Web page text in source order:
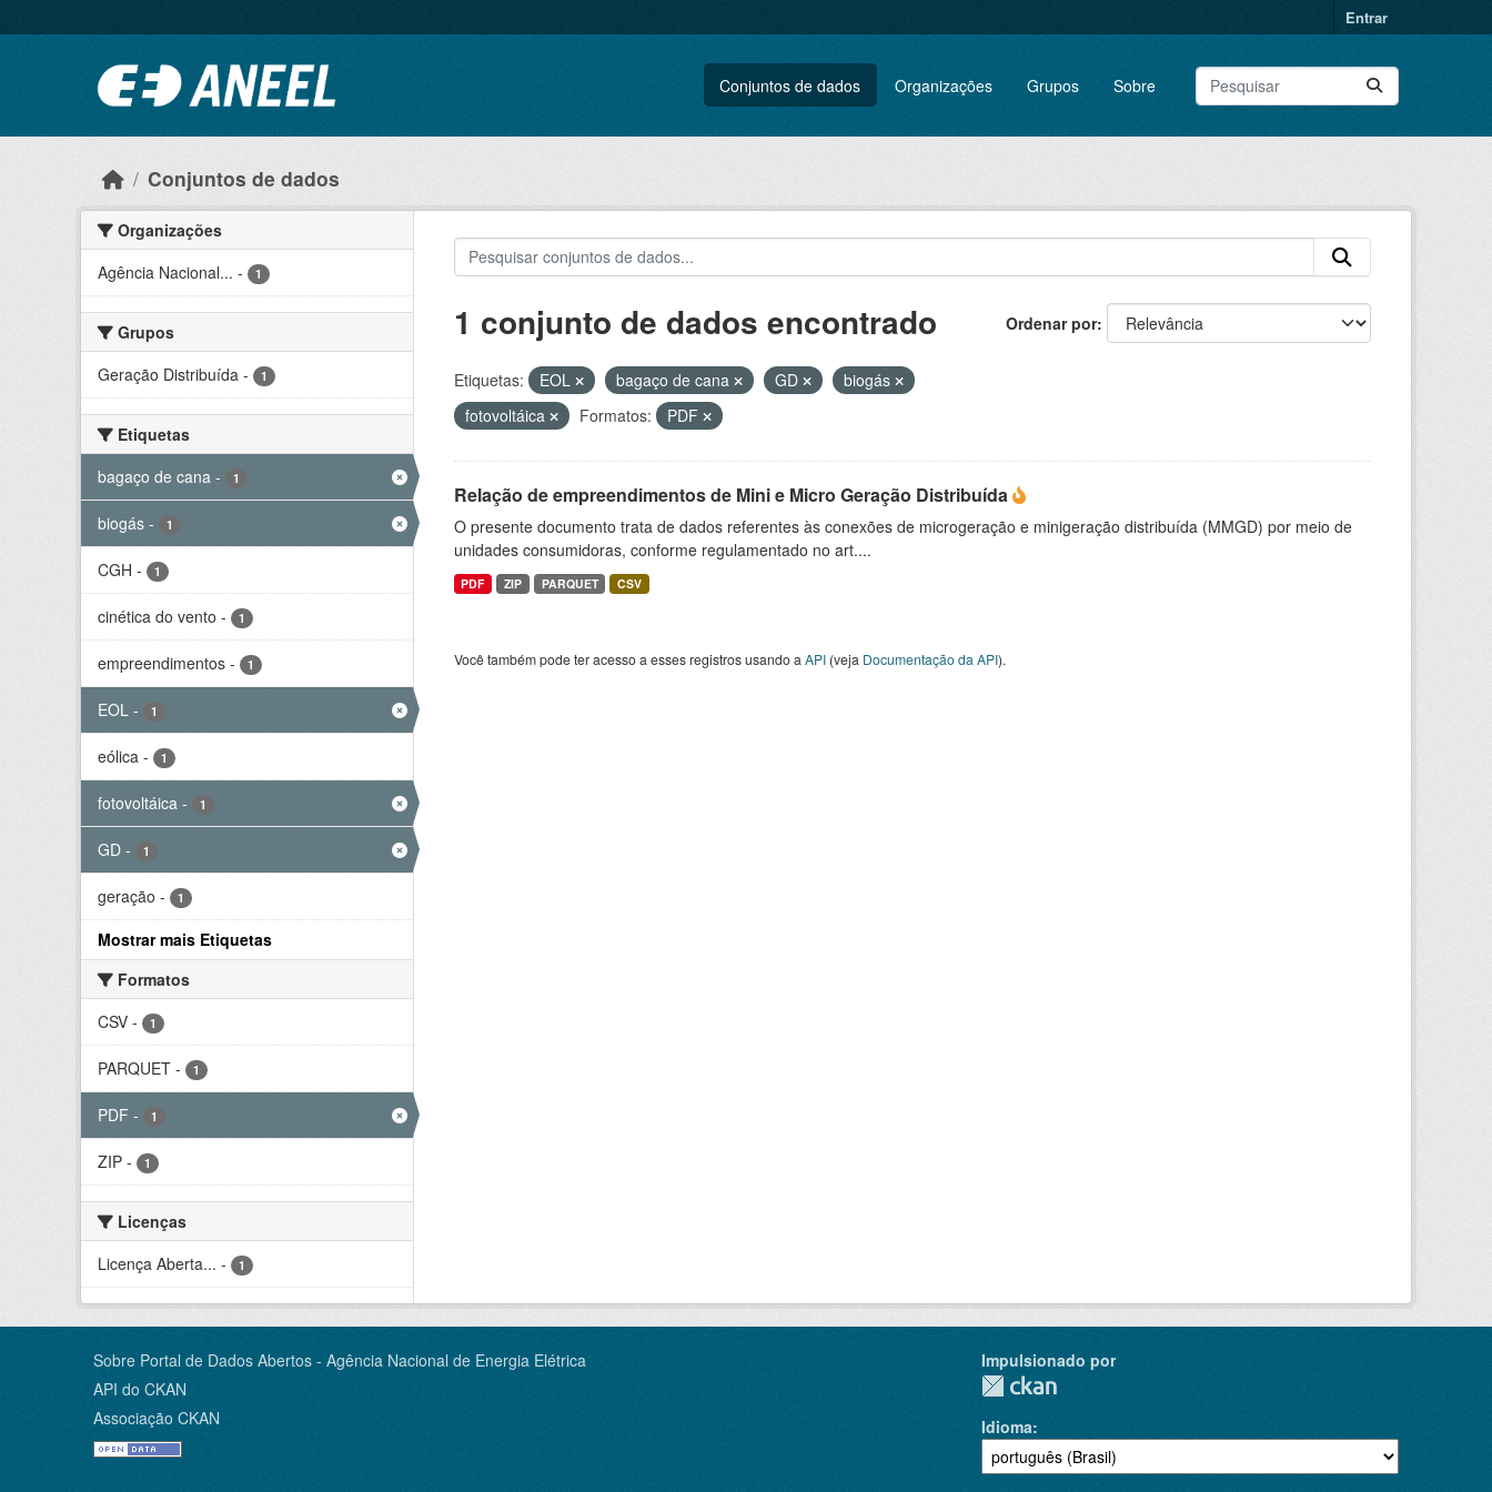
Entrar
Conjuntos de dados Organizações Grupos Sobre
Conjuntos de dados
Organizações
Agência Nacional... - 1
Grupos
Geração Distribuída - 1
Etiquetas
bagaço de cana - 1
biogás - 1
CGH - 1
cinética do vento - 1
empreendimentos - 1
EOL - 1
eólica - 1
fotovoltáica - 1
GD - 1
geração - 1
Mostrar mais Etiquetas
Formatos
CSV - 1
PARQUET - 1
PDF - 1
ZIP - 1
Licenças
Licença Aberta... - 1
Ordenar por
1 conjunto de dados encontrado
Etiquetas: EOL bagaço de cana GD
biogás
fotovoltáica
Formatos: PDF
Relação de empreendimentos de Mini e Micro Geração Distribuída
O presente documento trata de dados referentes às conexões de microgeração e minigeração distribuída (MMGD) por meio de
unidades consumidoras, conforme regulamentado no art....
PDF ZIP PARQUET CSV
Você também pode ter acesso a esses registros usando a API(veja Documentação da API).
Sobre Portal de Dados Abertos - Agência Nacional de Energia Elétrica
API do CKAN
Associação CKAN
Impulsionado por
Idioma